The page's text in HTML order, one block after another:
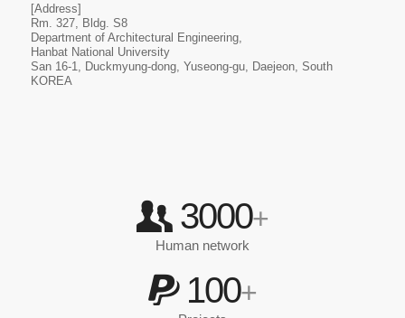
[Address]
Rm. 327, Bldg. S8
Department of Architectural Engineering,
Hanbat National University
San 16-1, Duckmyung-dong, Yuseong-gu, Daejeon, South
KOREA
3000+
Human network
100+